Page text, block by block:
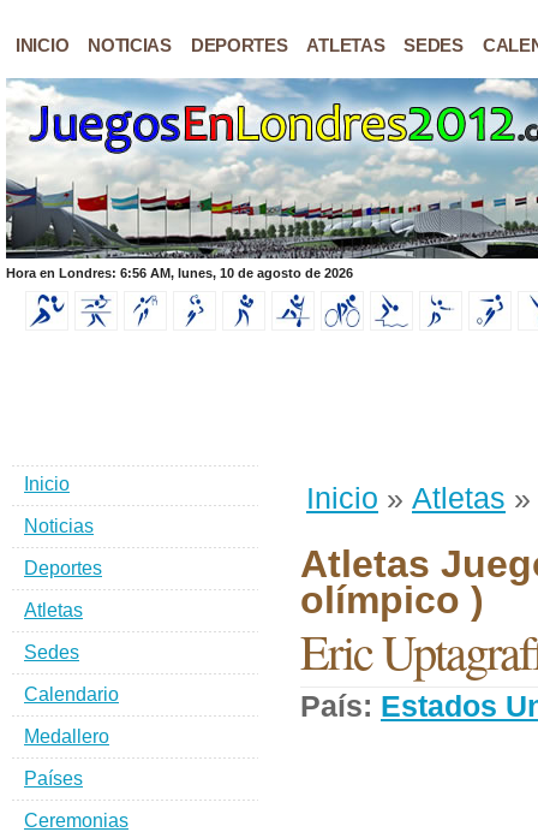
INICIO NOTICIAS DEPORTES ATLETAS SEDES
Hora en Londres: 6:56 AM, lunes, 10 de agosto de 2026
Inicio » Atletas »
Atletas
olímpico )
Eric
País: Estados
Inicio
Noticias
Deportes
Atletas
Sedes
Calendario
Medallero
Países
Ceremonias